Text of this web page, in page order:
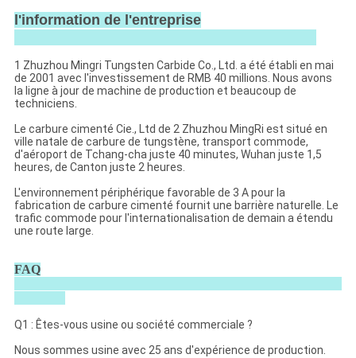
l'information de l'entreprise
1 Zhuzhou Mingri Tungsten Carbide Co., Ltd. a été établi en mai
de 2001 avec l'investissement de RMB 40 millions. Nous avons
la ligne à jour de machine de production et beaucoup de
techniciens.
Le carbure cimenté Cie., Ltd de 2 Zhuzhou MingRi est situé en
ville natale de carbure de tungstène, transport commode,
d'aéroport de Tchang-cha juste 40 minutes, Wuhan juste 1,5
heures, de Canton juste 2 heures.
L'environnement périphérique favorable de 3 A pour la
fabrication de carbure cimenté fournit une barrière naturelle. Le
trafic commode pour l'internationalisation de demain a étendu
une route large.
FAQ
Q1 : Êtes-vous usine ou société commerciale ?
Nous sommes usine avec 25 ans d'expérience de production.